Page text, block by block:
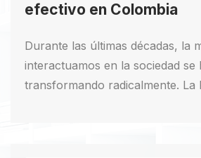
efectivo en Colombia
Durante las últimas décadas, la
interactuamos en la sociedad se
transformando radicalmente. La